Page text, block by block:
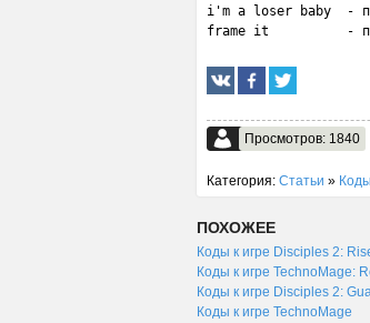
i'm a loser baby  -
frame it          -
Просмотров: 1840
Категория: Статьи »
ПОХОЖЕЕ
Коды к игре Disciples 2:
Коды к игре TechnoMage:
Коды к игре Disciples 2:
Коды к игре TechnoMage